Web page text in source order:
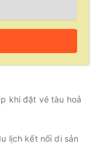
khi đặt vé tàu hoả
lịch kết nối di sản